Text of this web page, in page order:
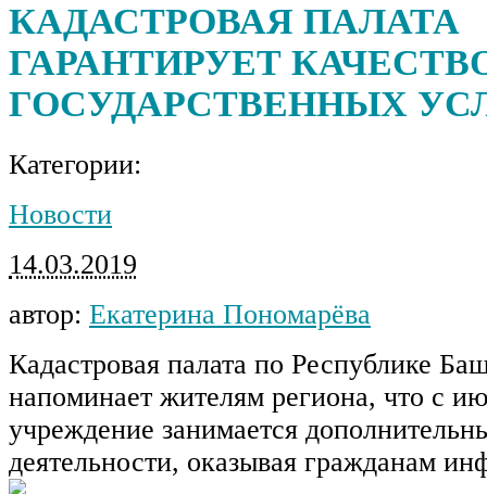
КАДАСТРОВАЯ ПАЛАТА
ГАРАНТИРУЕТ
ГОСУДАРСТВЕННЫХ
Категории:
Новости
14.03.2019
автор: Екатерина Пономарёва
Кадастровая палата по Республике
напоминает жителям региона, что с
учреждение занимается
деятельности, оказывая гражданам